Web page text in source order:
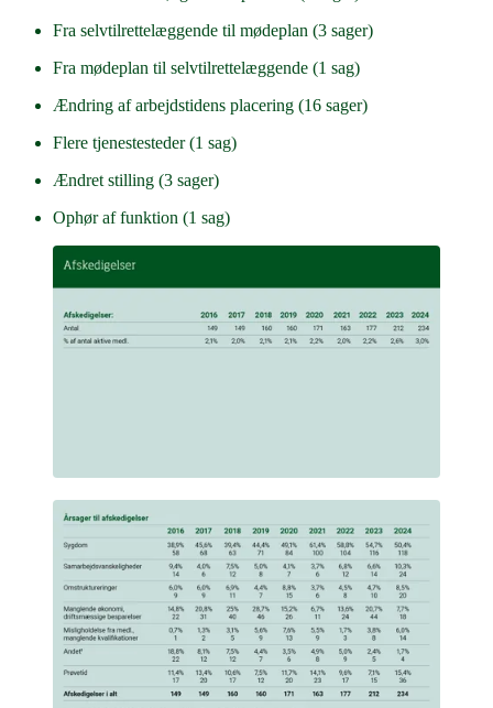
Fra selvtilrettelæggende til mødeplan (3 sager)
Fra mødeplan til selvtilrettelæggende (1 sag)
Ændring af arbejdstidens placering (16 sager)
Flere tjenestesteder (1 sag)
Ændret stilling (3 sager)
Ophør af funktion (1 sag)